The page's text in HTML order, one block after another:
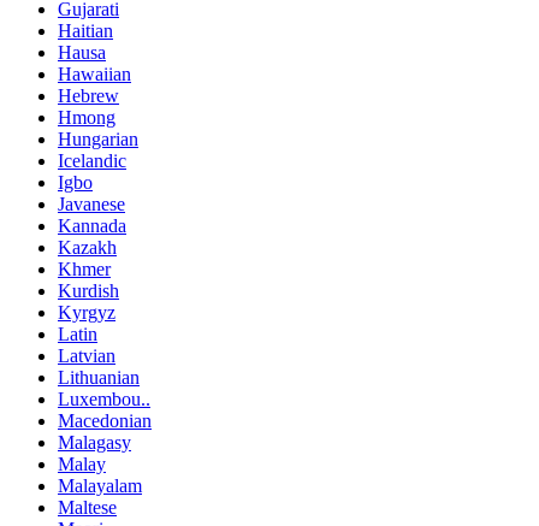
Gujarati
Haitian
Hausa
Hawaiian
Hebrew
Hmong
Hungarian
Icelandic
Igbo
Javanese
Kannada
Kazakh
Khmer
Kurdish
Kyrgyz
Latin
Latvian
Lithuanian
Luxembou..
Macedonian
Malagasy
Malay
Malayalam
Maltese